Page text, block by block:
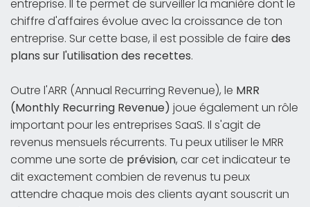
entreprise. Il te permet de surveiller la manière dont le
chiffre d'affaires évolue avec la croissance de ton
entreprise. Sur cette base, il est possible de faire des
plans sur l'utilisation des recettes.
Outre l'ARR (Annual Recurring Revenue), le MRR
(Monthly Recurring Revenue) joue également un rôle
important pour les entreprises SaaS. Il s'agit de
revenus mensuels récurrents. Tu peux utiliser le MRR
comme une sorte de prévision, car cet indicateur te
dit exactement combien de revenus tu peux
attendre chaque mois des clients ayant souscrit un